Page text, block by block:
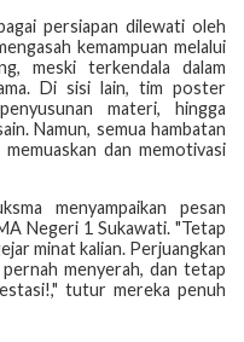
persiapan dilewati oleh
kemampuan melalui
meski terkendala dalam
Di sisi lain, tim poster
materi, hingga
Namun, semua hambatan
dan memotivasi
menyampaikan pesan
Negeri 1 Sukawati. "Tetap
minat kalian. Perjuangkan
menyerah, dan tetap
tutur mereka penuh